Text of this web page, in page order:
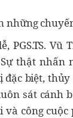
những
PGS.TS.
thật nhấn
biệt,
sát cánh
và công